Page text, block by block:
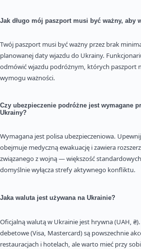
Jak długo mój paszport musi być ważny, aby
Twój paszport musi być ważny przez brak
planowanej daty wjazdu do Ukrainy.
odmówić wjazdu podróżnym, których paszport
wymogu ważności.
Czy ubezpieczenie podróżne jest wymagane
Ukrainy?
Wymagana jest polisa ubezpieczeniowa.
obejmuje medyczną ewakuację i zawiera
związanego z wojną — większość
domyślnie wyłącza strefy aktywnego konfliktu.
Jaka waluta jest używana na Ukrainie?
Oficjalną walutą w Ukrainie jest hrywna (UAH,
debetowe (Visa, Mastercard) są powszechnie
restauracjach i hotelach, ale warto mieć przy